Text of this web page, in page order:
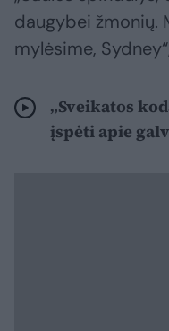
daugybei žmonių.
mylėsime,
„Sveikatos
įspėti apie